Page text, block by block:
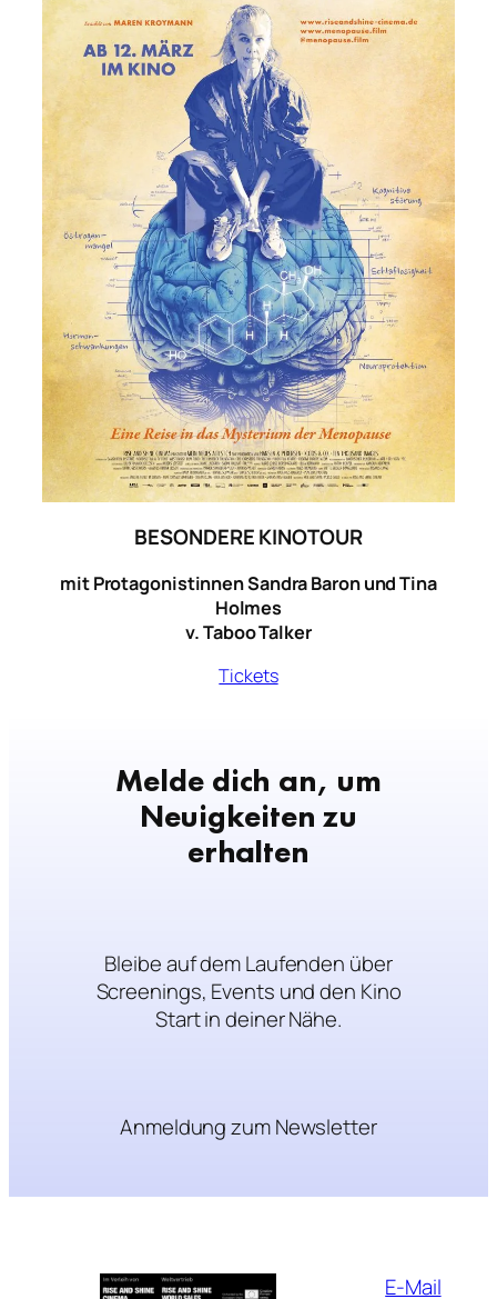
BESONDERE KINOTOUR
mit Protagonistinnen Sandra Baron und Tina
Holmes
v. Taboo Talker
Tickets
Melde dich an, um
Neuigkeiten zu
erhalten
Bleibe auf dem Laufenden über
Screenings, Events und den Kino
Start in deiner Nähe.
Anmeldung zum Newsletter
E-Mail